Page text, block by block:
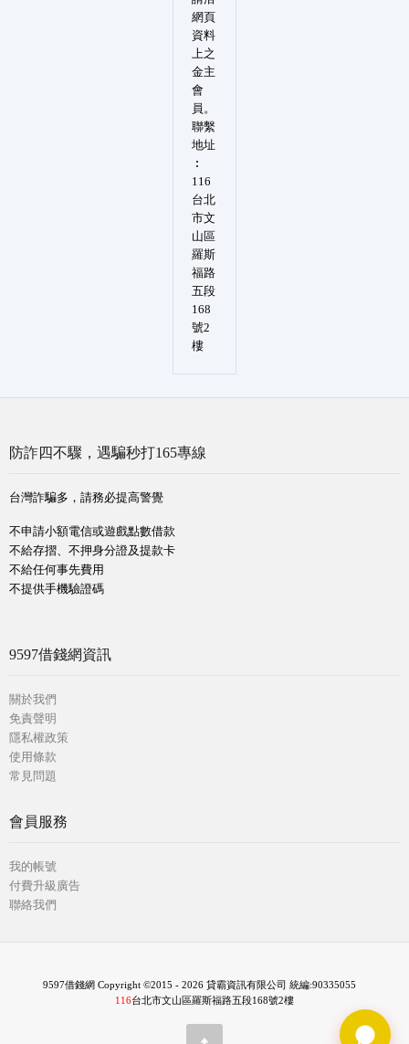
網頁
資料
上之
金主
會
員。
聯繫
地址
︰
116
台北
市文
山區
羅斯
福路
五段
168
號2
樓
防詐四不驟，遇騙秒打165專線
台灣詐騙多，請務必提高警覺
不申請小額電信或遊戲點數借款
不給存摺、不押身分證及提款卡
不給任何事先費用
不提供手機驗證碼
9597借錢網資訊
關於我們
免責聲明
隱私權政策
使用條款
常見問題
會員服務
我的帳號
付費升級廣告
聯絡我們
9597借錢網 Copyright ©2015 - 2026 貸霸資訊有限公司 統編:90335055
116台北市文山區羅斯福路五段168號2樓